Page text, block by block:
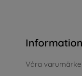
Information
Våra